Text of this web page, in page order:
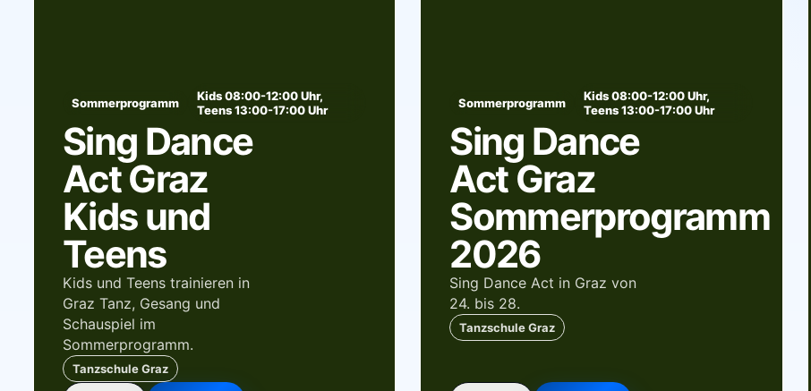
Sommerprogramm
Kids 08:00-12:00 Uhr,
Teens 13:00-17:00 Uhr
Sing Dance
Act Graz
Kids und
Teens
Kids und Teens trainieren in
Graz Tanz, Gesang und
Schauspiel im
Sommerprogramm.
Tanzschule Graz
Sommerprogramm
Kids 08:00-12:00 Uhr,
Teens 13:00-17:00 Uhr
Sing Dance
Act Graz
Sommerprogramm
2026
Sing Dance Act in Graz von
24. bis 28.
Tanzschule Graz